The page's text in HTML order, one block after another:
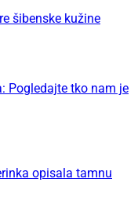
šibenske kužine
Pogledajte tko nam je
opisala tamnu